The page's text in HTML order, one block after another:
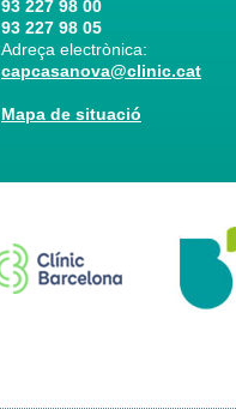
93 227 98 00
93 227 98 05
Adreça electrònica:
capcasanova@clinic.cat
Mapa de situació